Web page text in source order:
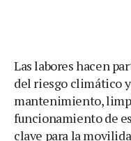
Las labores hacen
del riesgo climático
mantenimiento,
funcionamiento de
clave para la